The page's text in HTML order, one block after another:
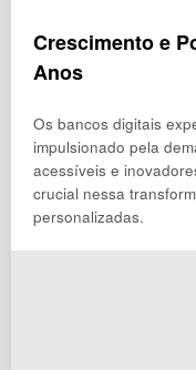
Crescimento e
Anos
Os bancos digitais
impulsionado pela
acessíveis e
crucial nessa
personalizadas.